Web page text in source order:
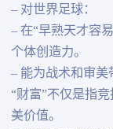
– 对世界足球：
– 在“早熟天才容
个体创造力。
– 能为战术和审美
“财富”不仅是指
美价值。